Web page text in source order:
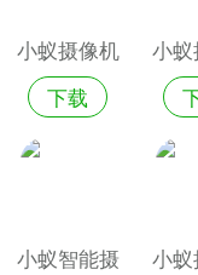
小蚁摄像机
免费手机版
下载
小
官
小蚁智能摄
小